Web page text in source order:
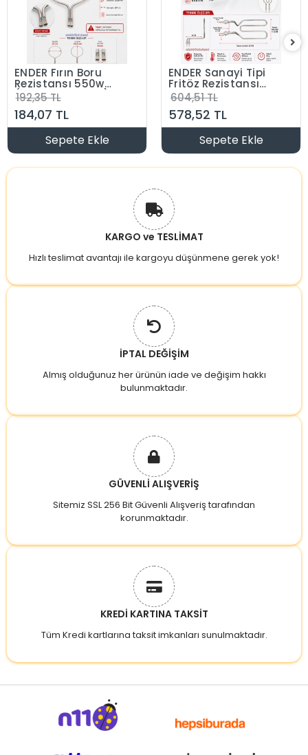
ENDER Fırın Boru
Rezistansı 550w
(İnce Ampul Tipi)
550 Watt 220 Volt
6.5 ? Cr-Ni
192,35 TL
184,07 TL
Sepete Ekle
ENDER Sanayi Tipi
Fritöz Rezistansı
2500 Watt 220 Volt
8.5 ? Cr-Ni
604,51 TL
578,52 TL
Sepete Ekle
KARGO ve TESLİMAT
Hızlı teslimat avantajı ile kargoyu düşünmene gerek yok!
İPTAL DEĞİŞİM
Almış olduğunuz her ürünün iade ve değişim hakkı
bulunmaktadır.
GÜVENLİ ALIŞVERİŞ
Sitemiz SSL 256 Bit Güvenli Alışveriş tarafından
korunmaktadır.
KREDİ KARTINA TAKSİT
Tüm Kredi kartlarına taksit imkanları sunulmaktadır.